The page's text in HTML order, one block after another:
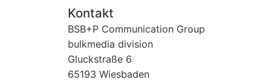
Kontakt
BSB+P Communication Group
bulkmedia division
Gluckstraße 6
65193 Wiesbaden